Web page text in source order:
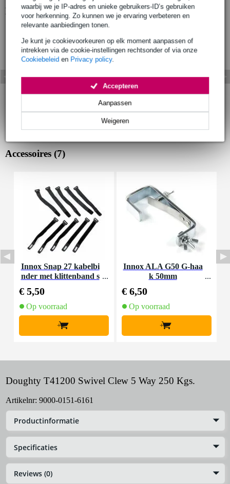
waarbij we je IP-adres en unieke gebruikers-ID’s gebruiken
voor herkenning. Zo kunnen we je ervaring verbeteren en
relevante aanbiedingen tonen.
Je kunt je cookievoorkeuren op elk moment aanpassen of
intrekken via de cookie-instellingen rechtsonder of via onze
Cookiebeleid en Privacy policy.
Weigeren
Aanpassen
Accepteren
Bekijk ook eens (2)
Accessoires (7)
Innox Snap 27 kabelbi
nder met klittenband s
€ 5,50
Op voorraad
+
Innox ALA G50 G-haa
k 50mm
€ 6,50
Op voorraad
+
Doughty T41200 Swivel Clew 5 Way 250 Kgs.
Artikelnr: 9000-0151-6161
Productinformatie
Specificaties
Reviews (0)